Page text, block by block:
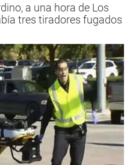
a una hora de Los
tres tiradores fugados